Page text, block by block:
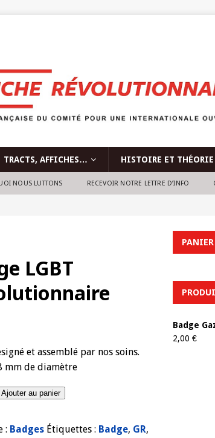
TRACTS, AFFICHES… HISTOIRE ET THÉORIE
NOUS LUTTONS RECEVOIR NOTRE LETTRE D’INFO
LGBT
et assemblé par nos soins.
mm de diamètre
Ajouter au panier
: Badges Étiquettes : Badge, GR,
PANIER
Badge
2,00 €